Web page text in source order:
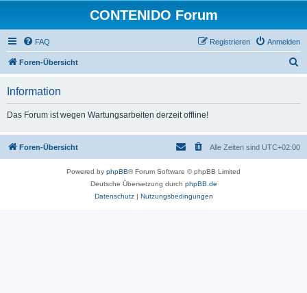
CONTENIDO Forum
FAQ Anmelden
Registrieren
Foren-Übersicht
Information
Das Forum ist wegen Wartungsarbeiten derzeit offline!
Foren-Übersicht Alle Zeiten sind UTC+02:00
Powered by phpBB® Forum Software © phpBB Limited
Deutsche Übersetzung durch phpBB.de
Datenschutz| Nutzungsbedingungen